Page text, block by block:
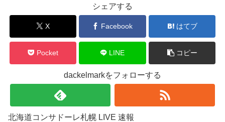
シェアする
X Facebook はてブ
Pocket LINE コピー
dackelmarkをフォローする
北海道コンサドーレ札幌 LIVE 速報